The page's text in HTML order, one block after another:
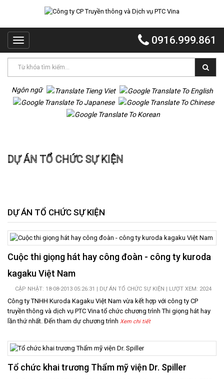
Toggle
navigation
0916.999.861
PTC
PTC
EVENT
PTC
VOI
DỰ
ÁN
LIÊN
Ngôn ngữ
DỰ ÁN TỔ CHỨC SỰ KIỆN
DỰ ÁN TỔ CHỨC SỰ KIỆN
Cuộc thi giọng hát hay công đoàn - công ty kuroda
kagaku Việt Nam
CẬP NHẬT: 18-08-2013 05:26:31 | DỰ ÁN TỔ CHỨC SỰ KIỆN | LƯỢT XEM: 2024
Công ty TNHH Kuroda Kagaku Việt Nam vừa kết hợp với công ty CP
truyền thông và dịch vụ PTC Vina tổ chức chương trình Thi giọng hát hay
lần thứ nhất. Đến tham dự chương trình Xem chi tiết
Tổ chức khai trương Thẩm mỹ viện Dr. Spiller